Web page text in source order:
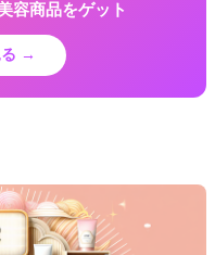
容商品をゲット
る →